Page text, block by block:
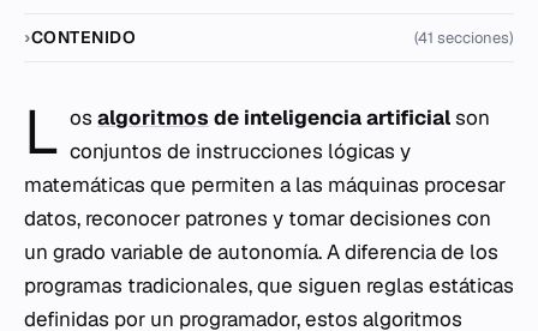
CONTENIDO (41 secciones)
L os algoritmos de inteligencia artificialson
conjuntos de instrucciones lógicas y
matemáticas que permiten a las máquinas procesar
datos, reconocer patrones y tomar decisiones con
un grado variable de autonomía. A diferencia de los
programas tradicionales, que siguen reglas estáticas
definidas por un programador, estos algoritmos